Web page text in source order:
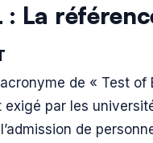
: La
acronyme de « Test
exigé par les
de